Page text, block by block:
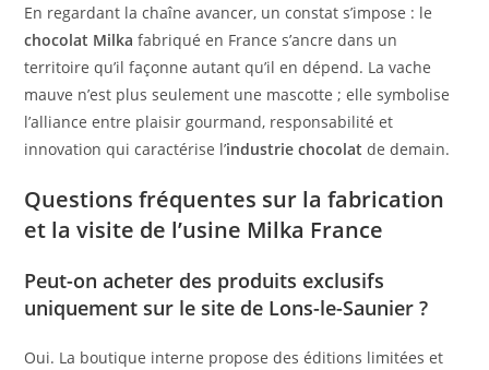
En regardant la chaîne avancer, un constat s’impose : le
chocolat Milka fabriqué en France s’ancre dans un
territoire qu’il façonne autant qu’il en dépend. La vache
mauve n’est plus seulement une mascotte ; elle symbolise
l’alliance entre plaisir gourmand, responsabilité et
innovation qui caractérise l’industrie chocolat de demain.
Questions fréquentes sur la fabrication
et la visite de l’usine Milka France
Peut-on acheter des produits exclusifs
uniquement sur le site de Lons-le-Saunier ?
Oui. La boutique interne propose des éditions limitées et